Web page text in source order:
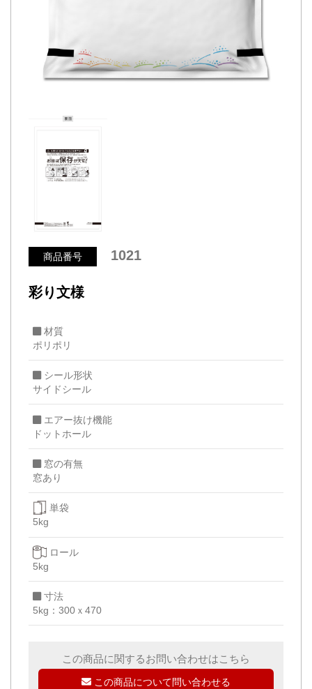
商品番号 1021
彩り文様
材質
ポリポリ
シール形状
サイドシール
エアー抜け機能
ドットホール
窓の有無
窓あり
単袋
5kg
ロール
5kg
寸法
5kg：300ｘ470
この商品に関するお問い合わせはこちら
この商品について問い合わせる